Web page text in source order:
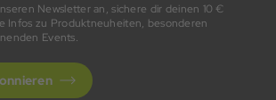
Newsletter an, sichere dir deinen 10 €
Infos zu Produktneuheiten, besonderen
Events.